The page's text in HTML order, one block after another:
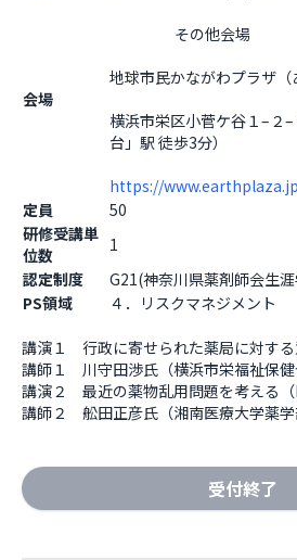
会場
地球市民かながわプラザ（
横浜市栄区小菅ケ谷１–２
台」駅 徒歩3分）
https://
定員
50
研修受講単
位数
1
認定制度
G21(神奈川県薬剤師会生
PS領域
４．リスクマネジメント
講演１　行政に寄せられた薬局に対す
講師１　川守田渉氏（横浜市栄福祉保健
講演２　最近の薬物乱用問題を考える（
講師２　舩田正彦氏（湘南医療大学薬
受付終了